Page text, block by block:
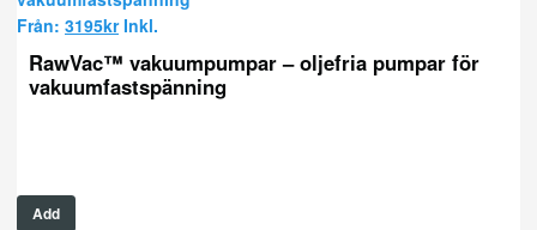
Från: 3195krInkl.
RawVac™ vakuumpumpar – oljefria pumpar för
vakuumfastspänning
Add